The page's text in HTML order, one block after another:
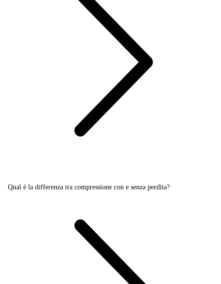
Qual è la differenza tra compressione con e senza perdita?